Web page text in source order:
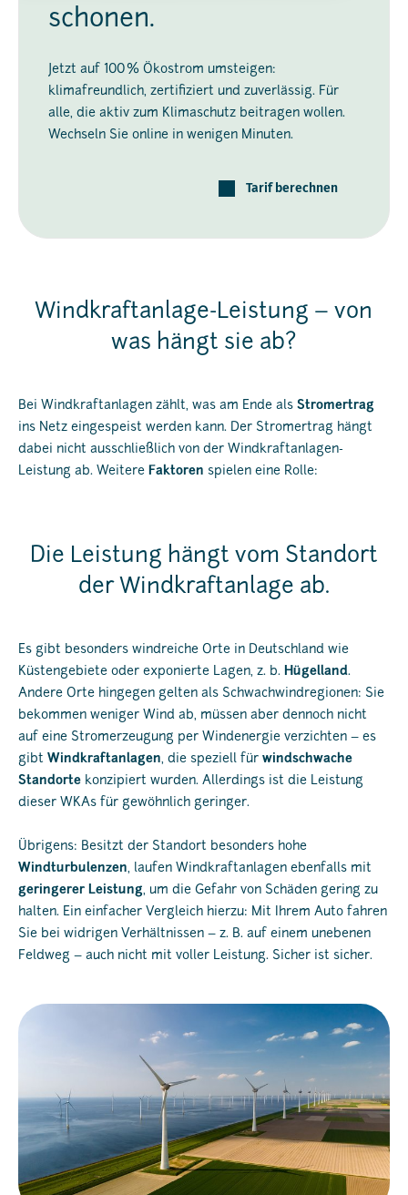
schonen.
Jetzt auf 100 % Ökostrom umsteigen:
klimafreundlich, zertifiziert und zuverlässig. Für
alle, die aktiv zum Klimaschutz beitragen wollen.
Wechseln Sie online in wenigen Minuten.
Tarif berechnen
Windkraftanlage-Leistung – von
was hängt sie ab?
Bei Windkraftanlagen zählt, was am Ende als Stromertrag
ins Netz eingespeist werden kann. Der Stromertrag hängt
dabei nicht ausschließlich von der Windkraftanlagen-
Leistung ab. Weitere Faktoren spielen eine Rolle:
Die Leistung hängt vom Standort
der Windkraftanlage ab.
Es gibt besonders windreiche Orte in Deutschland wie
Küstengebiete oder exponierte Lagen, z. b. Hügelland.
Andere Orte hingegen gelten als Schwachwindregionen: Sie
bekommen weniger Wind ab, müssen aber dennoch nicht
auf eine Stromerzeugung per Windenergie verzichten – es
gibt Windkraftanlagen, die speziell für windschwache
Standorte konzipiert wurden. Allerdings ist die Leistung
dieser WKAs für gewöhnlich geringer.
Übrigens: Besitzt der Standort besonders hohe
Windturbulenzen, laufen Windkraftanlagen ebenfalls mit
geringerer Leistung, um die Gefahr von Schäden gering zu
halten. Ein einfacher Vergleich hierzu: Mit Ihrem Auto fahren
Sie bei widrigen Verhältnissen – z. B. auf einem unebenen
Feldweg – auch nicht mit voller Leistung. Sicher ist sicher.